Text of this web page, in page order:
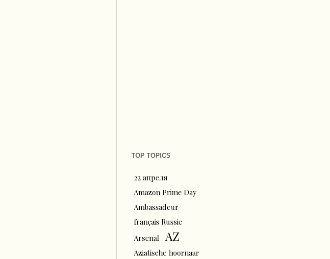
TOP TOPICS
22 апреля
Amazon Prime Day
Ambassadeur
français Russie
Arsenal
AZ
Aziatische hoornaar